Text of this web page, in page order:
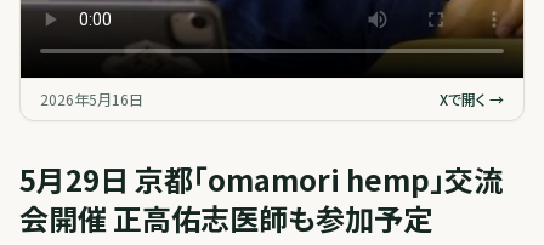
2026年5月16日 Xで開く →
5月29日 京都「omamori hemp」交流
会開催 正高佑志医師も参加予定